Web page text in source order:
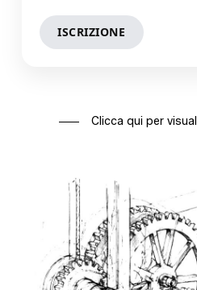
ISCRIZIONE
Clicca qui per